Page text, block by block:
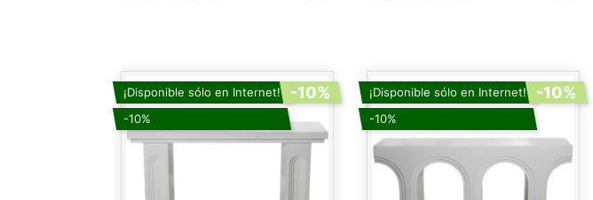
¡Disponible sólo en Internet!
-10%
-10%
¡Disponible sólo en Internet!
-10%
-10%